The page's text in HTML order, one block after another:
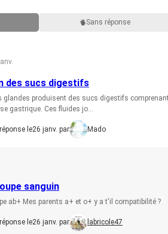
Sans réponse
des sucs digestifs
glandes produisent des sucs digestifs
gastrique. Ces fluides jo...
le26 janv. par Mado
sanguin
ab+ Mes parents a+ et o+ y a t'il compatibilité ?
le26 janv. par labricole47